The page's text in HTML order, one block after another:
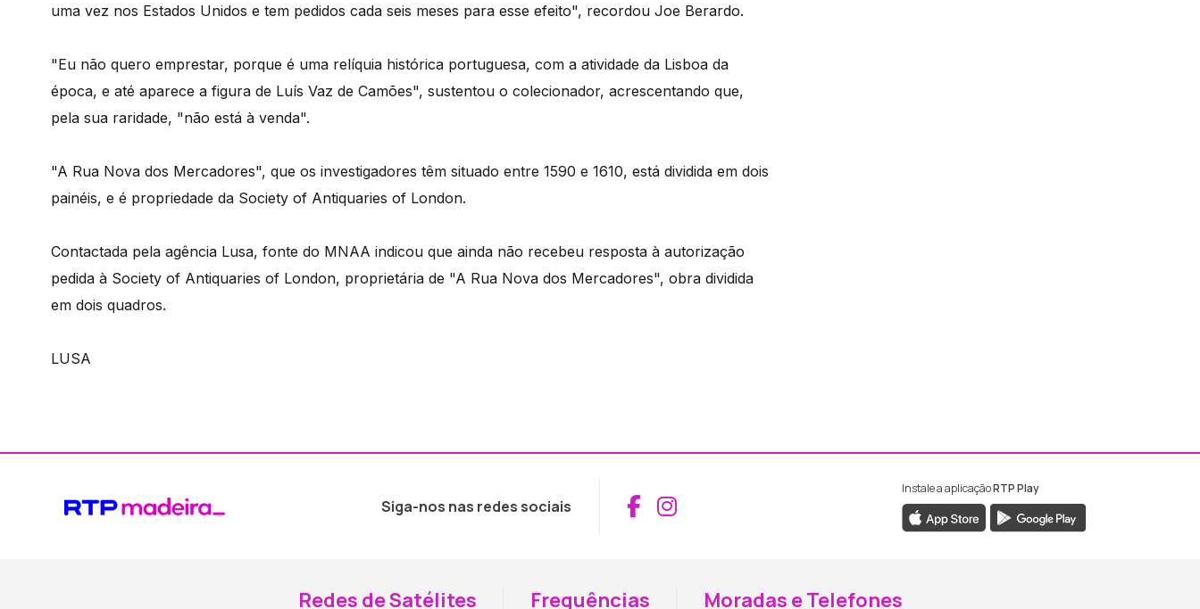
uma vez nos Estados Unidos e tem pedidos cada seis meses para esse efeito", recordou Joe Berardo.
"Eu não quero emprestar, porque é uma relíquia histórica portuguesa, com a atividade da Lisboa da
época, e até aparece a figura de Luís Vaz de Camões", sustentou o colecionador, acrescentando que,
pela sua raridade, "não está à venda".
"A Rua Nova dos Mercadores", que os investigadores têm situado entre 1590 e 1610, está dividida em dois
painéis, e é propriedade da Society of Antiquaries of London.
Contactada pela agência Lusa, fonte do MNAA indicou que ainda não recebeu resposta à autorização
pedida à Society of Antiquaries of London, proprietária de "A Rua Nova dos Mercadores", obra dividida
em dois quadros.
LUSA
Siga-nos nas redes sociais Aceder ao Facebook da RTP Madeira
Aceder ao Instagram da RTP Madeira
Instale a aplicaçãoRTP Play
Redes de Satélites Frequências Moradas e Telefones